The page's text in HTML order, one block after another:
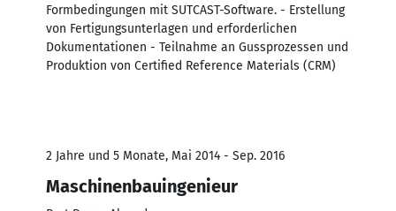
Formbedingungen mit SUTCAST-Software. - Erstellung
von Fertigungsunterlagen und erforderlichen
Dokumentationen - Teilnahme an Gussprozessen und
Produktion von Certified Reference Materials (CRM)
2 Jahre und 5 Monate, Mai 2014 - Sep. 2016
Maschinenbauingenieur